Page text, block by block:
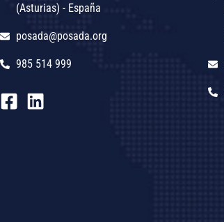
(Asturias) - España
posada@posada.org
985 514 999